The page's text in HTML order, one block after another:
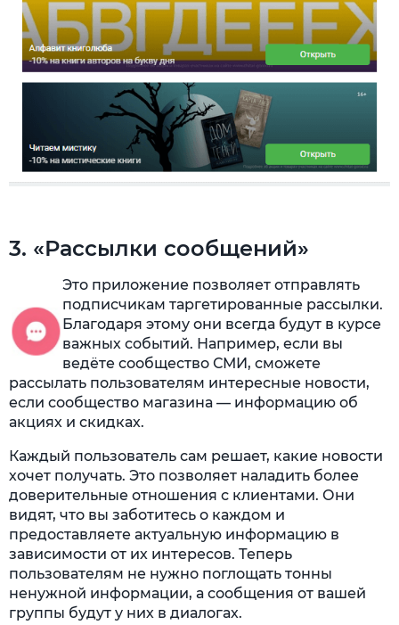
3. «Рассылки сообщений»
Это приложение позволяет отправлять
подписчикам таргетированные рассылки.
Благодаря этому они всегда будут в курсе
важных событий. Например, если вы
ведёте сообщество СМИ, сможете
рассылать пользователям интересные новости,
если сообщество магазина — информацию об
акциях и скидках.
Каждый пользователь сам решает, какие новости
хочет получать. Это позволяет наладить более
доверительные отношения с клиентами. Они
видят, что вы заботитесь о каждом и
предоставляете актуальную информацию в
зависимости от их интересов. Теперь
пользователям не нужно поглощать тонны
ненужной информации, а сообщения от вашей
группы будут у них в диалогах.